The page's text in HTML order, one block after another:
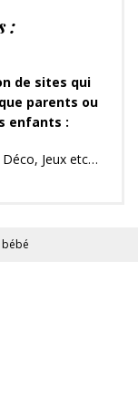
:
de sites qui
parents ou
enfants :
Jeux etc…